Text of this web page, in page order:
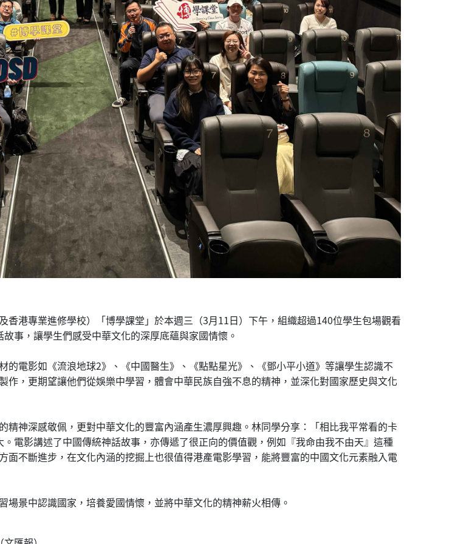
港專業進修學校）「博學課堂」於本週三（3月11日）下午，組織超過140位學生包場觀看
事，讓學生們感受中華文化的深厚底蘊與家國情懷。
電影如《流浪地球2》、《中國醫生》、《點點星光》、《鄧小平小道》等讓學生認識不
，更期望讓他們從娛樂中學習，體會中華民族自強不息的精神，並深化對國家歷史與文化
神深感敬佩，更對中華文化的豐富內涵產生濃厚興趣。林同學分享：「相比我平常看的卡
電影講述了中國傳統神話故事，亦傳遞了很正向的價值觀，例如『我命由我不由天』這種
不斷進步，在文化內涵的挖掘上也很值得港產電影學習，能將豐富的中國文化元素融入電
景中認識國家，培養愛國情懷，並將中華文化的精神薪火相傳。